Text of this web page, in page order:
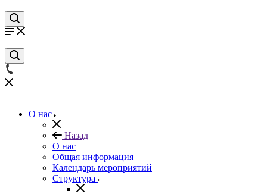
О нас
Назад
О нас
Общая информация
Календарь мероприятий
Структура